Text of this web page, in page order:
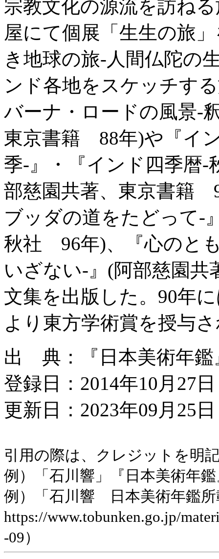
宗教文化の源流を訪ね
屋にて個展「生生の旅
き地球の旅-人間仏陀の
ンド各地をスケッチす
バーナ・ロードの風景-
東京書籍 88年)や『イ
季-』・『インド四季暦-
部慈園共著、東京書籍
ブッダの道をたどって-
秋社 96年)、『心のと
いざない-』(阿部慈園
文集を出版した。90年
より東方学術賞を授与
出 典：『日本美術年鑑
登録日：2014年10月27日
更新日：2023年09月25
引用の際は、クレジットを明
例）「石川響」『日本美術年
例）「石川響 日本美術年鑑所
https://www.tobunken.go.jp/
-09）